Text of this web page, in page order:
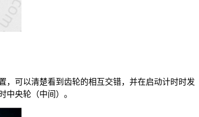
，可以清楚看到齿轮的相互交错，并在启动计时时发
中央轮（中间）。